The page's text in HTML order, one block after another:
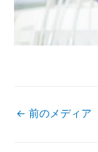
← 前のメディア